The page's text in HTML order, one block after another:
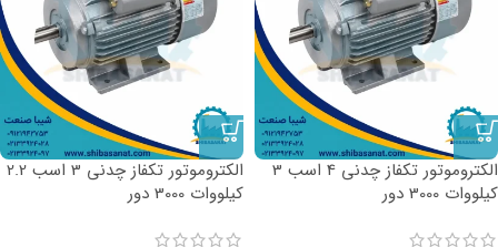
الکتروموتور تکفاز چدنی 4 اسب 3
کیلووات 3000 دور
الکتروموتور تکفاز چدنی 3 اسب 2.2
کیلووات 3000 دور